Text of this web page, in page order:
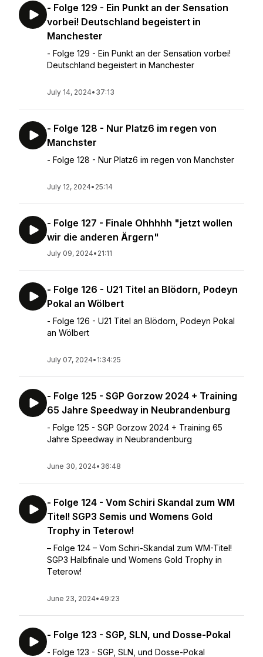
- Folge 129 - Ein Punkt an der Sensation
vorbei! Deutschland begeistert in
Manchester
- Folge 129 - Ein Punkt an der Sensation vorbei!
Deutschland begeistert in Manchester
July 14, 2024• 37:13
- Folge 128 - Nur Platz6 im regen von
Manchster
- Folge 128 - Nur Platz6 im regen von Manchster
July 12, 2024• 25:14
- Folge 127 - Finale Ohhhhh "jetzt wollen
wir die anderen Ärgern"
July 09, 2024• 21:11
- Folge 126 - U21 Titel an Blödorn, Podeyn
Pokal an Wölbert
- Folge 126 - U21 Titel an Blödorn, Podeyn Pokal
an Wölbert
July 07, 2024• 1:34:25
- Folge 125 - SGP Gorzow 2024 + Training
65 Jahre Speedway in Neubrandenburg
- Folge 125 - SGP Gorzow 2024 + Training 65
Jahre Speedway in Neubrandenburg
June 30, 2024• 36:48
- Folge 124 - Vom Schiri Skandal zum WM
Titel! SGP3 Semis und Womens Gold
Trophy in Teterow!
– Folge 124 – Vom Schiri-Skandal zum WM-Titel!
SGP3 Halbfinale und Womens Gold Trophy in
Teterow!
June 23, 2024• 49:23
- Folge 123 - SGP, SLN, und Dosse-Pokal
- Folge 123 - SGP, SLN, und Dosse-Pokal